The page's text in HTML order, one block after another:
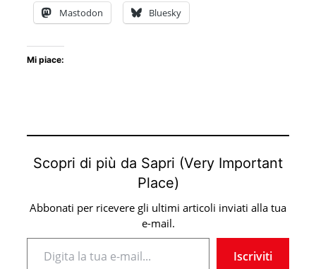
Mastodon Bluesky
Mi piace:
Scopri di più da Sapri (Very Important
Place)
Abbonati per ricevere gli ultimi articoli inviati alla tua
e-mail.
Digita la tua e-mail...
Iscriviti